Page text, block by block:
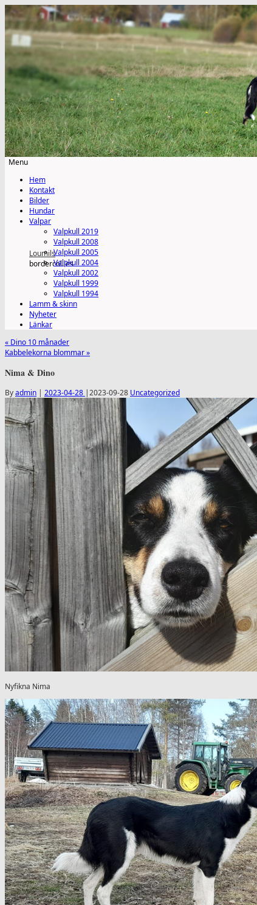
Loumils
bordercollies
Menu
content
Hem
Kontakt
Bilder
Hundar
Valpar
Valpkull 2019
Valpkull 2008
Valpkull 2005
Valpkull 2004
Valpkull 2002
Valpkull 1999
Valpkull 1994
Lamm & skinn
Nyheter
Länkar
« Dino 10 månader
Kabbelekorna blommar»
Nima & Dino
Byadmin | 2023-04-28 |2023-09-28 Uncategorized
Nyfikna Nima